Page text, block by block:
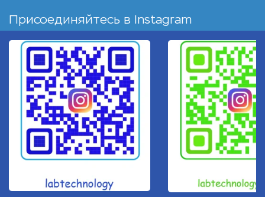
Присоединяйтесь в Instagram